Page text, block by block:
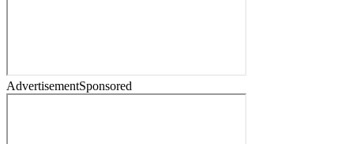
AdvertisementSponsored